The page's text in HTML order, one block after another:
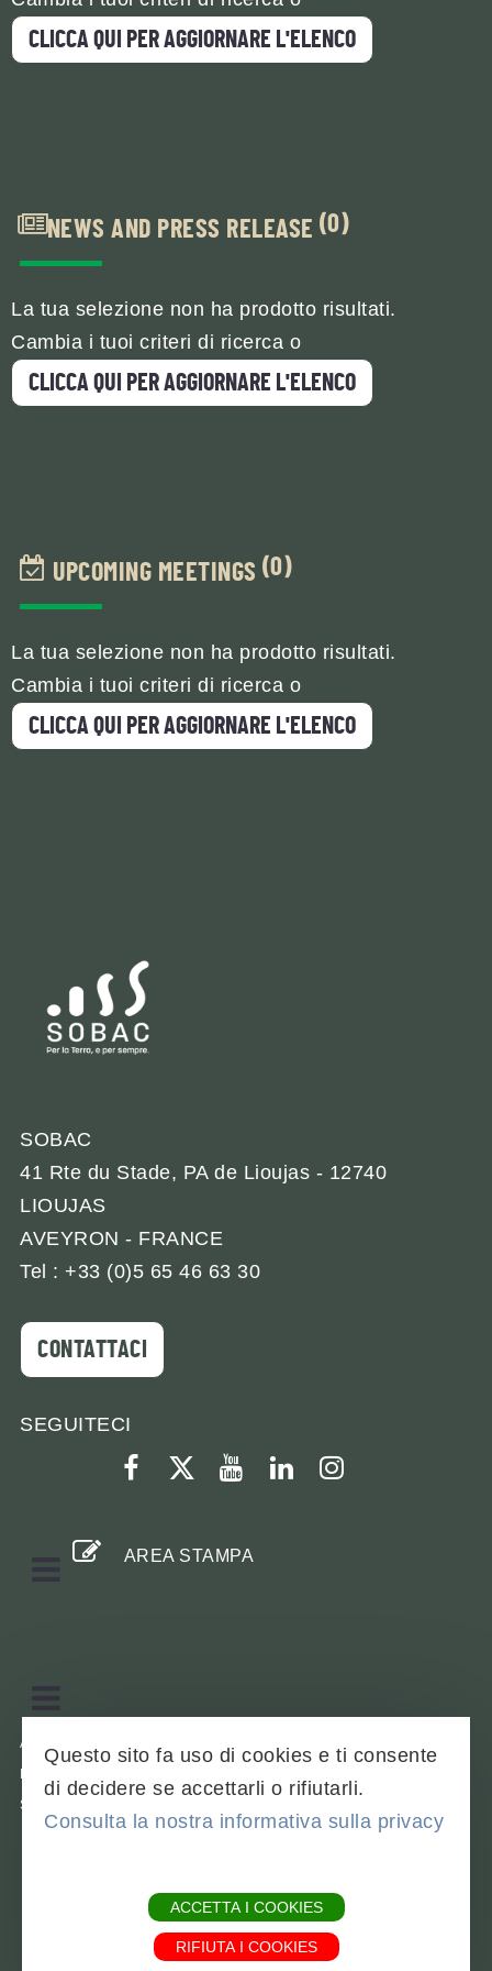
CLICCA QUI PER AGGIORNARE L'ELENCO
NEWS AND PRESS RELEASE (0)
La tua selezione non ha prodotto risultati.
Cambia i tuoi criteri di ricerca o
CLICCA QUI PER AGGIORNARE L'ELENCO
UPCOMING MEETINGS (0)
La tua selezione non ha prodotto risultati.
Cambia i tuoi criteri di ricerca o
CLICCA QUI PER AGGIORNARE L'ELENCO
SOBAC
41 Rte du Stade, PA de Lioujas - 12740
LIOUJAS
AVEYRON - FRANCE
Tel : +33 (0)5 65 46 63 30
CONTATTACI
SEGUITECI
facebook
twitteryoutubelinkedin
OPEN
AREA STAMPA
OPEN
MENU
AVVISI LEGALI
SCARICARE LE BROCHURE
Questo sito fa uso di cookies e ti consente
di decidere se accettarli o rifiutarli.
Consulta la nostra informativa sulla privacy
ACCETTA I COOKIES
RIFIUTA I COOKIES